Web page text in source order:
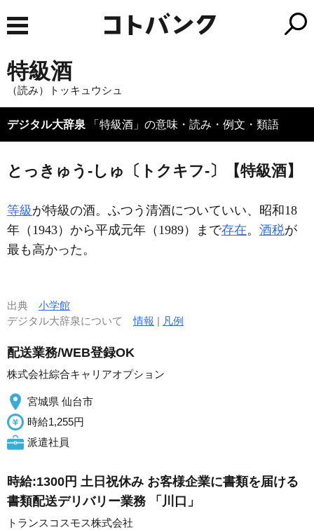
特級酒
（読み）トッキュウシュ
デジタル大辞泉 「特級酒」の意味・読み・例文・類語
とっきゅう‐しゅ〔トクキフ‐〕【特級酒】
等級が特級の酒。ふつう清酒についていい、昭和18
年（1943）から平成元年（1989）まで存在。 酒税が
最も高かった。
出典 小学館
デジタル大辞泉について情報 | 凡例
配送業務/WEB登録OK
株式会社綜合キャリアオプション
宮城県 仙台市
時給1,255円
派遣社員
時給:1300円 土日祝休み お客様企業に書類を届ける
書類配送デリバリー業務 「川口」
トランスコスモス株式会社